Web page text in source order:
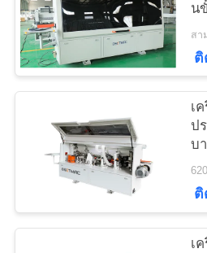
ขอ
ใบ
เสนอ
ราคา
เว็บไซต์
น
ต่
สา
ติ
เ
ป
บ
แ
ติ
เ